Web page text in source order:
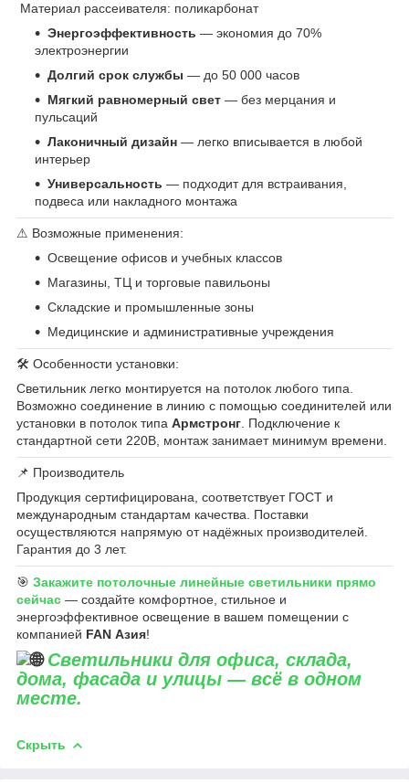
Материал рассеивателя: поликарбонат
Энергоэффективность — экономия до 70%
электроэнергии
Долгий срок службы — до 50 000 часов
Мягкий равномерный свет — без мерцания и
пульсаций
Лаконичный дизайн — легко вписывается в любой
интерьер
Универсальность — подходит для встраивания,
подвеса или накладного монтажа
⚠ Возможные применения:
Освещение офисов и учебных классов
Магазины, ТЦ и торговые павильоны
Складские и промышленные зоны
Медицинские и административные учреждения
🛠 Особенности установки:
Светильник легко монтируется на потолок любого типа.
Возможно соединение в линию с помощью соединителей или
установки в потолок типа Армстронг. Подключение к
стандартной сети 220В, монтаж занимает минимум времени.
📌 Производитель
Продукция сертифицирована, соответствует ГОСТ и
международным стандартам качества. Поставки
осуществляются напрямую от надёжных производителей.
Гарантия до 3 лет.
🎯 Закажите потолочные линейные светильники прямо
сейчас — создайте комфортное, стильное и
энергоэффективное освещение в вашем помещении с
компанией FAN Азия!
Светильники для офиса, склада,
дома, фасада и улицы — всё в одном
месте.
Скрыть